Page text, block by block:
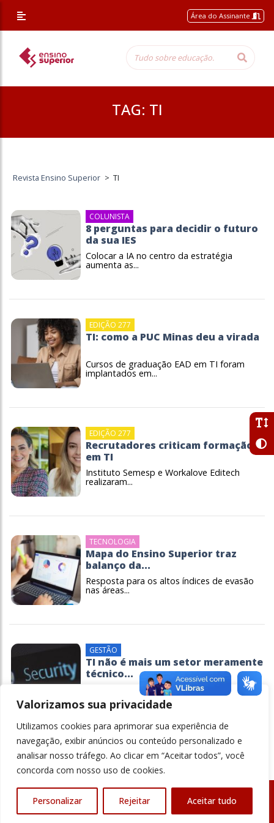
Valorizamos sua privacidade
Utilizamos cookies para aprimorar sua experiência de
navegação, exibir anúncios ou conteúdo personalizado e
analisar nosso tráfego. Ao clicar em “Aceitar todos”, você
concorda com nosso uso de cookies.
Personalizar Rejeitar Aceitar tudo
Área do Assinante
TAG: TI
Revista Ensino Superior > TI
COLUNISTA
8 perguntas para decidir o futuro
da sua IES
Colocar a IA no centro da estratégia
aumenta as...
EDIÇÃO 277
TI: como a PUC Minas deu a virada
Cursos de graduação EAD em TI foram
implantados em...
EDIÇÃO 277
Recrutadores criticam formação
em TI
Instituto Semesp e Workalove Editech
realizaram...
TECNOLOGIA
Mapa do Ensino Superior traz
balanço da...
Resposta para os altos índices de evasão
nas áreas...
GESTÃO
TI não é mais um setor meramente
técnico...
A transformação digital na educação
dependerá da...
© Revista Ensino Superior - Todos os direitos reservados